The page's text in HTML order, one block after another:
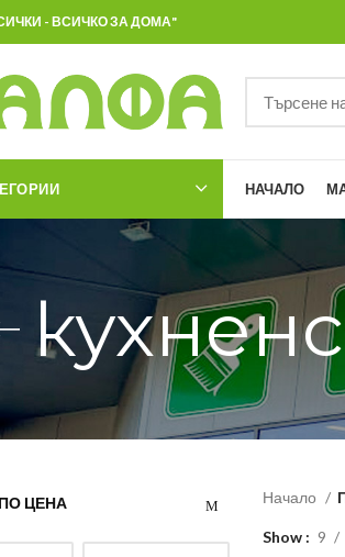
- ВСИЧКО ЗА ДОМА"
НАЧАЛО
ЦЕНА Начало
Show 9